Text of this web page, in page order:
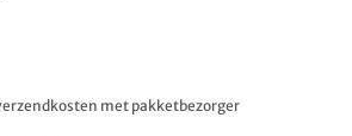
met pakketbezorger